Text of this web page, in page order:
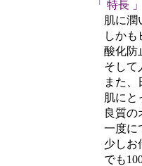
「 特長 」
肌に潤いを
しかもビタ
酸化防止剤
そして人の
また、日
肌にとっ
良質のオ
一度にで
少しお侍
でも100％